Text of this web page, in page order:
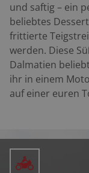
und saftig – ein
beliebtes
frittierte
werden. Diese
Dalmatien
ihr in einem
auf einer euren